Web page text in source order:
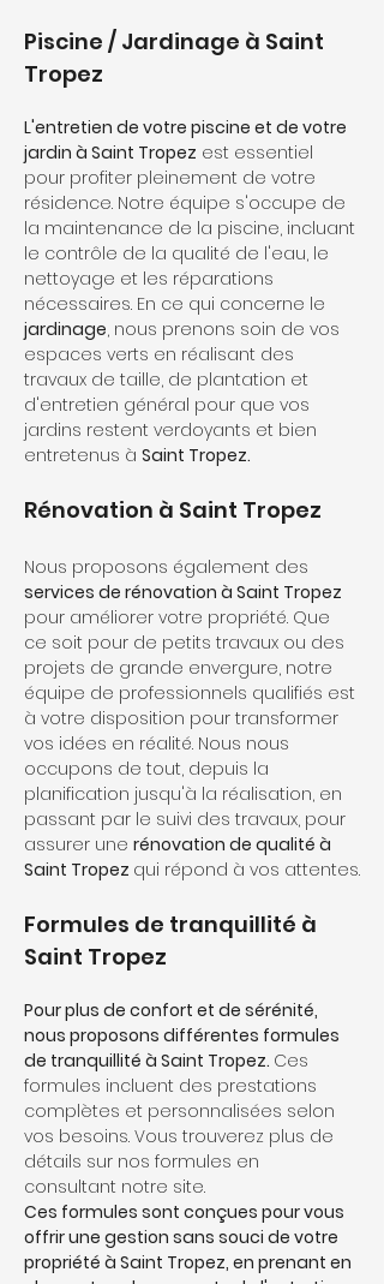
Piscine / Jardinage à Saint
Tropez
L'entretien de votre piscine et de votre
jardin à Saint Tropez est essentiel
pour profiter pleinement de votre
résidence. Notre équipe s'occupe de
la maintenance de la piscine, incluant
le contrôle de la qualité de l'eau, le
nettoyage et les réparations
nécessaires. En ce qui concerne le
jardinage, nous prenons soin de vos
espaces verts en réalisant des
travaux de taille, de plantation et
d'entretien général pour que vos
jardins restent verdoyants et bien
entretenus à Saint Tropez.
Rénovation à Saint Tropez
Nous proposons également des
services de rénovation à Saint Tropez
pour améliorer votre propriété. Que
ce soit pour de petits travaux ou des
projets de grande envergure, notre
équipe de professionnels qualifiés est
à votre disposition pour transformer
vos idées en réalité. Nous nous
occupons de tout, depuis la
planification jusqu'à la réalisation, en
passant par le suivi des travaux, pour
assurer une rénovation de qualité à
Saint Tropez qui répond à vos attentes.
Formules de tranquillité à
Saint Tropez
Pour plus de confort et de sérénité,
nous proposons différentes formules
de tranquillité à Saint Tropez. Ces
formules incluent des prestations
complètes et personnalisées selon
vos besoins. Vous trouverez plus de
détails sur nos formules en
consultant notre site.
Ces formules sont conçues pour vous
offrir une gestion sans souci de votre
propriété à Saint Tropez, en prenant en